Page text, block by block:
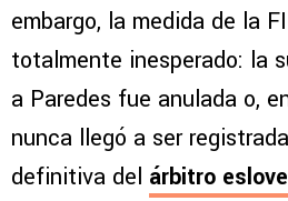
embargo, la medida de la
totalmente inesperado: la
a Paredes fue anulada o,
nunca llegó a ser
definitiva del árbitro